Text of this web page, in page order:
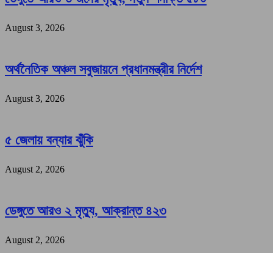
August 3, 2026
অর্থনৈতিক অঞ্চল সবুজায়নে প্রধানমন্ত্রীর নির্দেশ
August 3, 2026
৫ জেলায় বন্যার ঝুঁকি
August 2, 2026
ডেঙ্গুতে আরও ২ মৃত্যু, আক্রান্ত ৪২৩
August 2, 2026